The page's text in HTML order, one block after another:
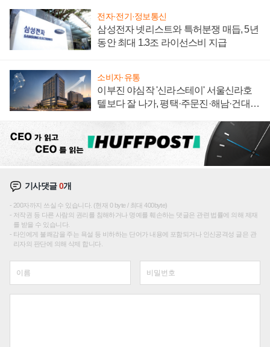
전자·전기·정보통신
삼성전자 넷리스트와 특허분쟁 매듭, 5년
동안 최대 1.3조 라이선스비 지급
소비자·유통
이부진 야심작 '신라스테이' 서울신라호
텔보다 잘 나가, 평택·주문진·해남·건대로
기사댓글0개
200자까지 쓰실 수 있습니다. (현재 0 byte / 최대 400byte)
저작권 등 다른 사람의 권리를 침해하거나 명예를 훼손하는 댓글은 관련 법률에 의해 제재
를 받을 수 있습니다.
타인에게 불쾌감을 주는 욕설 등 비하하는 단어가 내용에 포함되거나 인신공격성 글은 관
리자의 판단에 의해 삭제 합니다.